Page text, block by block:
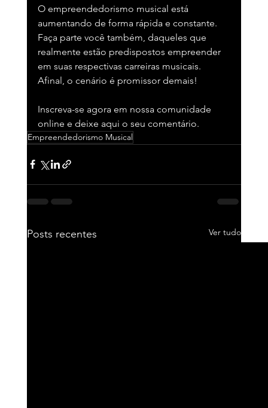
O empreendedorismo musical está
aumentando de forma rápida e constante.
Faça parte você também, daqueles que
realmente estão predispostos empreender
em suas respectivas carreiras musicais.
Afinal, o cenário é promissor demais!
Inscreva-se agora em nossa comunidade
online e deixe aqui o seu comentário.
Empreendedorismo Musical
Posts recentes Ver tudo